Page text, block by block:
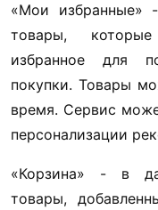
«Мои избранные»
товары,
избранное для
покупки. Товары
время. Сервис
персонализации
«Корзина» - в
товары,